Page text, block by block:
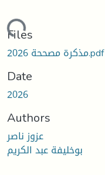
Files
مذكرة مصححة 2026.pdf
Date
2026
Authors
عزوز ناصر
بوخليفة عبد الكريم